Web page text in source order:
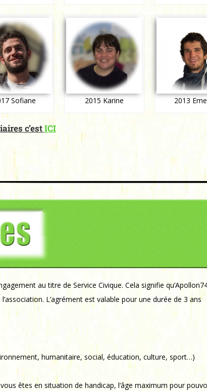
Sofiane 2015 Karine 2013
c’estICI
au titre de Service Civique. Cela signifie
L’agrément est valable pour une durée de 3 ans
humanitaire, social, éducation, culture, sport…)
êtes en situation de handicap, l‘âge maximum pour